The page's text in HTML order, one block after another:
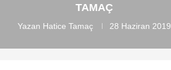
TAMAÇ
Yazan Hatice Tamaç 28 Haziran 2019